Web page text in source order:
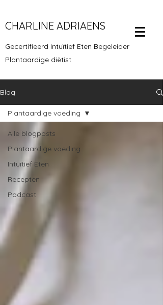
CHARLINE ADRIAENS
Gecertifieerd Intuïtief Eten Begeleider
Plantaardige diëtist
Blog
Alle blogposts
Plantaardige voeding
Intuïtief Eten
Recepten
Podcast
Plantaardige voeding